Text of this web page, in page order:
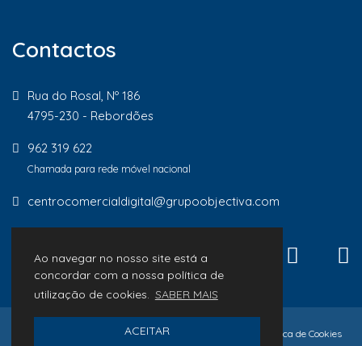
Ao navegar no nosso site está a
concordar com a nossa política de
utilização de cookies. SABER MAIS
ACEITAR
Contactos
Rua do Rosal, Nº 186
4795-230 - Rebordões
962 319 622
Chamada para rede móvel nacional
centrocomercialdigital@grupoobjectiva.com
© 2026 Lojas de Proximidade Política de Privacidade Política de Cookies